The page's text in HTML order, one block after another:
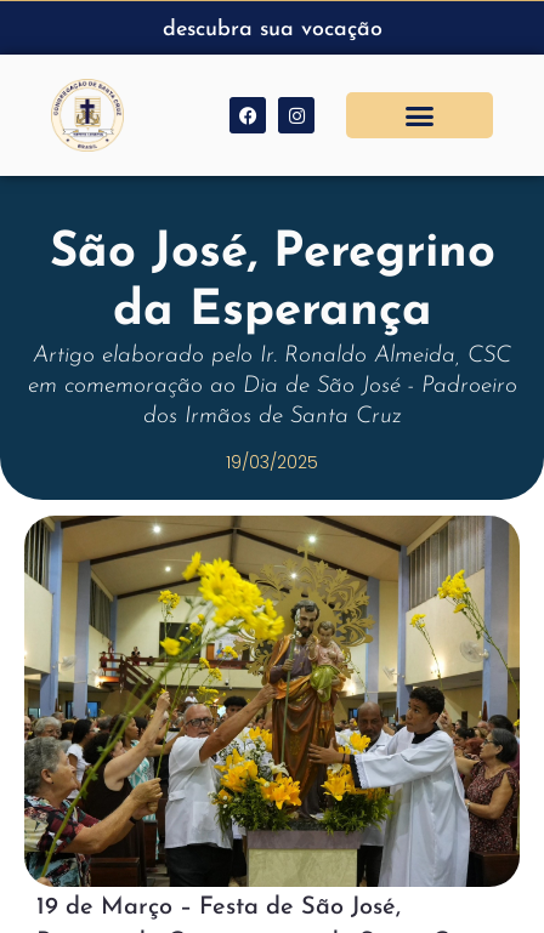
descubra sua vocação
São José, Peregrino
da Esperança
Artigo elaborado pelo Ir. Ronaldo Almeida, CSC
em comemoração ao Dia de São José - Padroeiro
dos Irmãos de Santa Cruz
19/03/2025
19 de Março – Festa de São José,